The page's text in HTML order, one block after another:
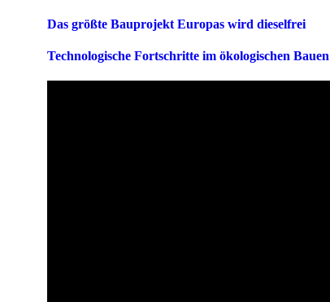
Das größte Bauprojekt Europas wird dieselfrei
Technologische Fortschritte im ökologischen Bauen